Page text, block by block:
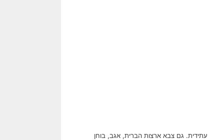
גם צבא ארצות הברית, אגב, בוחן